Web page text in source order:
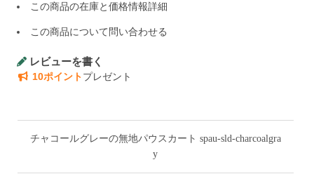
この商品の在庫と価格情報詳細
この商品について問い合わせる
レビューを書く
10ポイントプレゼント
チャコールグレーの無地パウスカート spau-sld-charcoalgra
y